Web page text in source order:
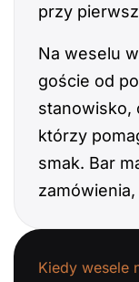
przy
Na weselu
goście od
stanowisko,
którzy
smak. Bar
Kiedy wesele